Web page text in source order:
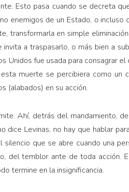
Esto pasa cuando se decreta
enemigos de un Estado, o incluso
transformarla en simple
a traspasarlo, o más bien a
Unidos fue usada para consagrar
muerte se percibiera como un
(alabados) en su acción.
Ahí, detrás del mandamiento,
Levinas, no hay que hablar
que se abre cuando una
del temblor ante de toda acción.
termine en la insignificancia.